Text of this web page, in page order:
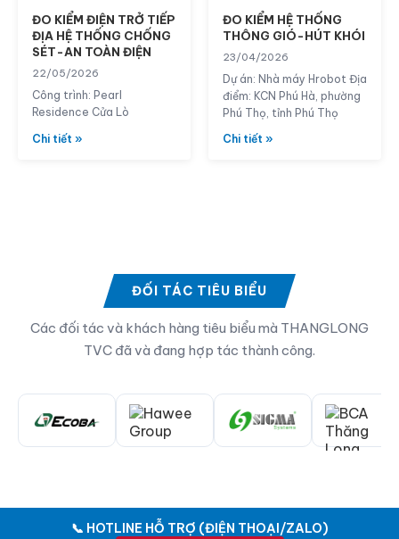
ĐO KIỂM ĐIỆN TRỞ TIẾP
ĐỊA HỆ THỐNG CHỐNG
SÉT-AN TOÀN ĐIỆN
22/05/2026
Công trình: Pearl
Residence Cửa Lò
Chi tiết »
ĐO KIỂM HỆ THỐNG
THÔNG GIÓ-HÚT KHÓI
23/04/2026
Dự án: Nhà máy Hrobot Địa
điểm: KCN Phú Hà, phường
Phú Thọ, tỉnh Phú Thọ
Chi tiết »
ĐỐI TÁC TIÊU BIỂU
Các đối tác và khách hàng tiêu biểu mà THANGLONG
TVC đã và đang hợp tác thành công.
📞 HOTLINE HỖ TRỢ (ĐIỆN THOẠI/ZALO)